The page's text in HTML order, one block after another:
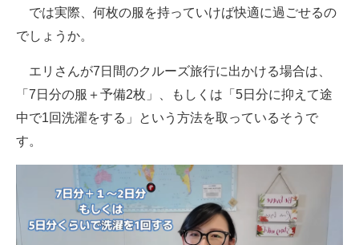
では実際、何枚の服を持っていけば快適に過ごせるの
でしょうか。
エリさんが7日間のクルーズ旅行に出かける場合は、
「7日分の服＋予備2枚」、もしくは「5日分に抑えて途
中で1回洗濯をする」という方法を取っているそうで
す。